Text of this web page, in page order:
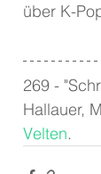
über K-
269 -
Hallauer,
Velten.